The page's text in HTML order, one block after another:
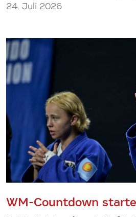
24. Juli 2026
WM-Countdown